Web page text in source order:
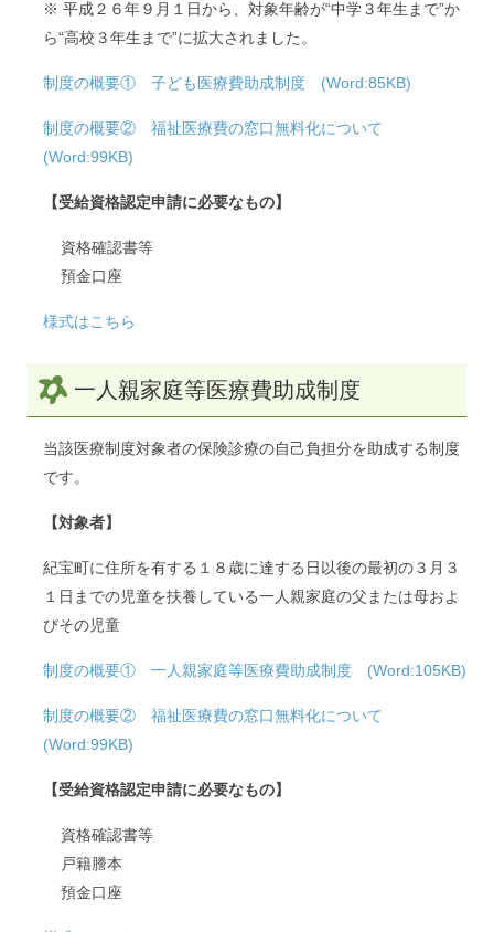
※ 平成２６年９月１日から、対象年齢が“中学３年生まで”か
ら“高校３年生まで”に拡大されました。
制度の概要① 子ども医療費助成制度 (Word:85KB)
制度の概要② 福祉医療費の窓口無料化について
(Word:99KB)
【受給資格認定申請に必要なもの】
資格確認書等
預金口座
様式はこちら
一人親家庭等医療費助成制度
当該医療制度対象者の保険診療の自己負担分を助成する制度
です。
【対象者】
紀宝町に住所を有する１８歳に達する日以後の最初の３月３
１日までの児童を扶養している一人親家庭の父または母およ
びその児童
制度の概要① 一人親家庭等医療費助成制度 (Word:105KB)
制度の概要② 福祉医療費の窓口無料化について
(Word:99KB)
【受給資格認定申請に必要なもの】
資格確認書等
戸籍謄本
預金口座